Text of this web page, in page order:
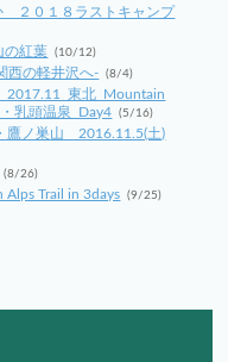
２０１８ラストキャンプ
の紅葉 (10/12)
西の軽井沢へ- (8/4)
2017.11_東北_Mountain
乳頭温泉_Day4 (5/16)
鷹ノ巣山 2016.11.5(土)
(8/26)
Alps Trail in 3days (9/25)